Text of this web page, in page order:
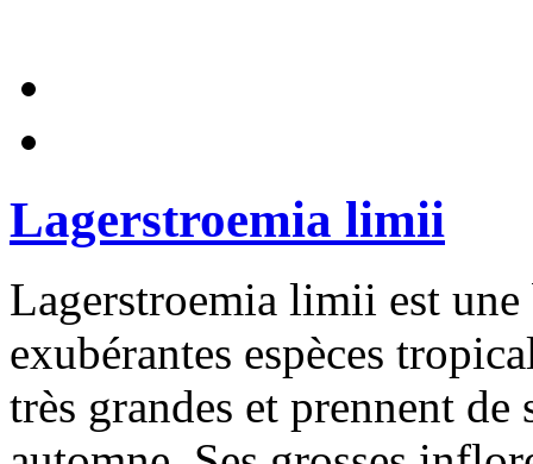
Lagerstroemia limii
Lagerstroemia limii est une
exubérantes espèces
très grandes et prennent de